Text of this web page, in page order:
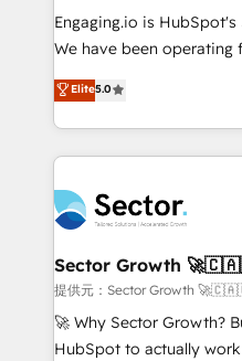
contratar e pagar a
fiscal no Brasil e gerar
Oferecemos ainda
HubSpot que
empresas em 13 países
a maior parceira da
líder no ranking global
HubSpot.
Engaging.io is HubSpot's
We have been operating
one of HubSpot's most
capable Agency Partners globally. We
complex CRM
integrations, custom
businesses. Our teams are based in North America
and APAC. We are HubSpot's top-ranked Advanced
Implementation Certified
to their advisory council. We strive to do 'good work
with good people' and
brands. You can see
Elite5.0
Sector Growth
提供元：Sector Growth
🚀 Why Sector Growth?
HubSpot to actually work